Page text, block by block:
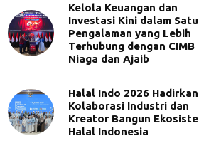
Kelola Keuangan dan
Investasi Kini dalam Satu
Pengalaman yang Lebih
Terhubung dengan CIMB
Niaga dan Ajaib
Halal Indo 2026 Hadirkan
Kolaborasi Industri dan
Kreator Bangun
Halal Indonesia